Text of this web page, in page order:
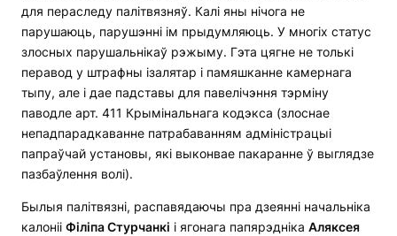
для пераследу палітвязняў. Калі яны нічога не
парушаюць, парушэнні ім прыдумляюць. У многіх статус
злосных парушальнікаў рэжыму. Гэта цягне не толькі
перавод у штрафны ізалятар і памяшканне камернага
тыпу, але і дае падставы для павелічэння тэрміну
паводле арт. 411 Крымінальнага кодэкса (злоснае
непадпарадкаванне патрабаванням адміністрацыі
папраўчай установы, які выконвае пакаранне ў выглядзе
пазбаўлення волі).
Былыя палітвязні, распавядаючы пра дзеянні начальніка
калоніі Філіпа Стурчанкі і ягонага папярэдніка Аляксея